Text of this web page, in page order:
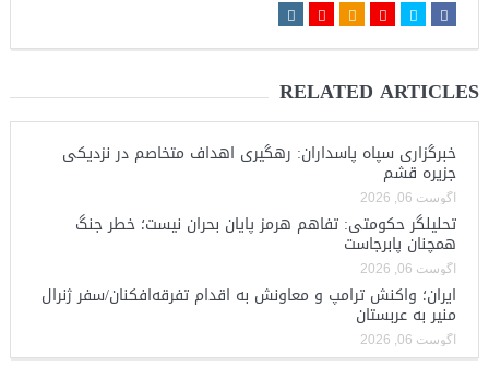
RELATED ARTICLES
خبرگزاری سپاه پاسداران: رهگیری اهداف متخاصم در نزدیکی
جزیره قشم
آگوست 06, 2026
تحلیلگر حکومتی: تفاهم هرمز پایان بحران نیست؛ خطر جنگ
همچنان پابرجاست
آگوست 06, 2026
ایران؛ واکنش ترامپ و معاونش به اقدام تفرقه‌افکنان/سفر ژنرال
منیر به عربستان
آگوست 06, 2026